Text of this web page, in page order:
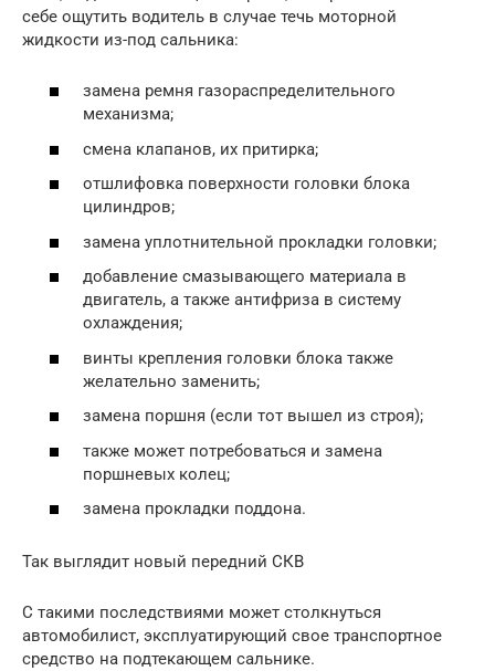
себе ощутить водитель в случае течь моторной
жидкости из-под сальника:
замена ремня газораспределительного
механизма;
смена клапанов, их притирка;
отшлифовка поверхности головки блока
цилиндров;
замена уплотнительной прокладки головки;
добавление смазывающего материала в
двигатель, а также антифриза в систему
охлаждения;
винты крепления головки блока также
желательно заменить;
замена поршня (если тот вышел из строя);
также может потребоваться и замена
поршневых колец;
замена прокладки поддона.
Так выглядит новый передний СКВ
С такими последствиями может столкнуться
автомобилист, эксплуатирующий свое транспортное
средство на подтекающем сальнике.